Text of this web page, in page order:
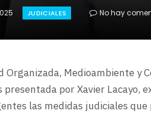
JUDICIALES No hay
Organizada, Medioambiente y
por Xavier Lacayo,
las medidas judiciales